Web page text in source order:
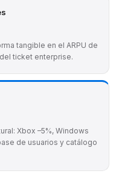
tangible en el ARPU de
ticket enterprise.
Xbox –5%, Windows
de usuarios y catálogo